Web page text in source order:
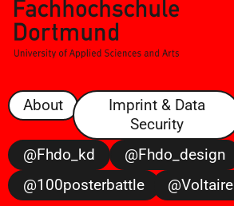
About
Imprint & Data
Security
@fhdo_kd
@fhdo_design
@100posterbattle
@voltaire